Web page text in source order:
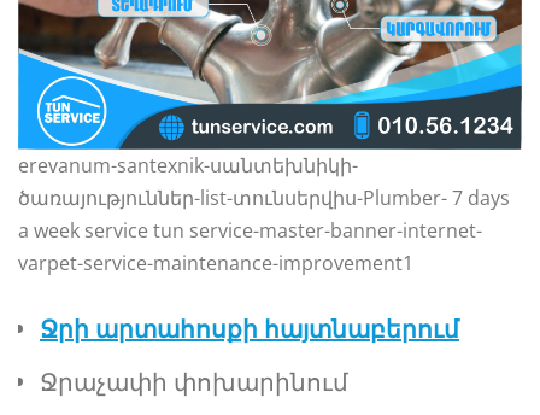
erevanum-santexnik-սանտեխնիկի-
ծառայություններ-list-տունսերվիս-Plumber- 7 days
a week service tun service-master-banner-internet-
varpet-service-maintenance-improvement1
Ջրի արտահոսքի հայտնաբերում
Ջրաչափի փոխարինում